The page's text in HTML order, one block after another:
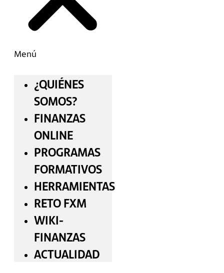
Menú
¿QUIÉNES
SOMOS?
FINANZAS
ONLINE
PROGRAMAS
FORMATIVOS
HERRAMIENTAS
RETO FXM
WIKI-
FINANZAS
ACTUALIDAD